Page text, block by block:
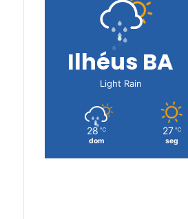
Ilhéus BA
Light Rain
28 ℃
dom
27 ℃
seg